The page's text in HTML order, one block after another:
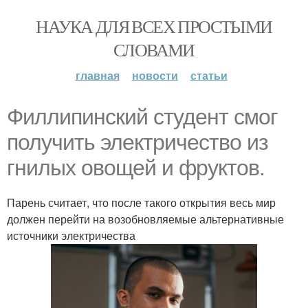
НАУКА ДЛЯ ВСЕХ ПРОСТЫМИ
СЛОВАМИ
главная новости статьи
Филлипинский студент смог
получить электричество из
гнилых овощей и фруктов.
Парень считает, что после такого открытия весь мир
должен перейти на возобновляемые альтернативные
источники электричества